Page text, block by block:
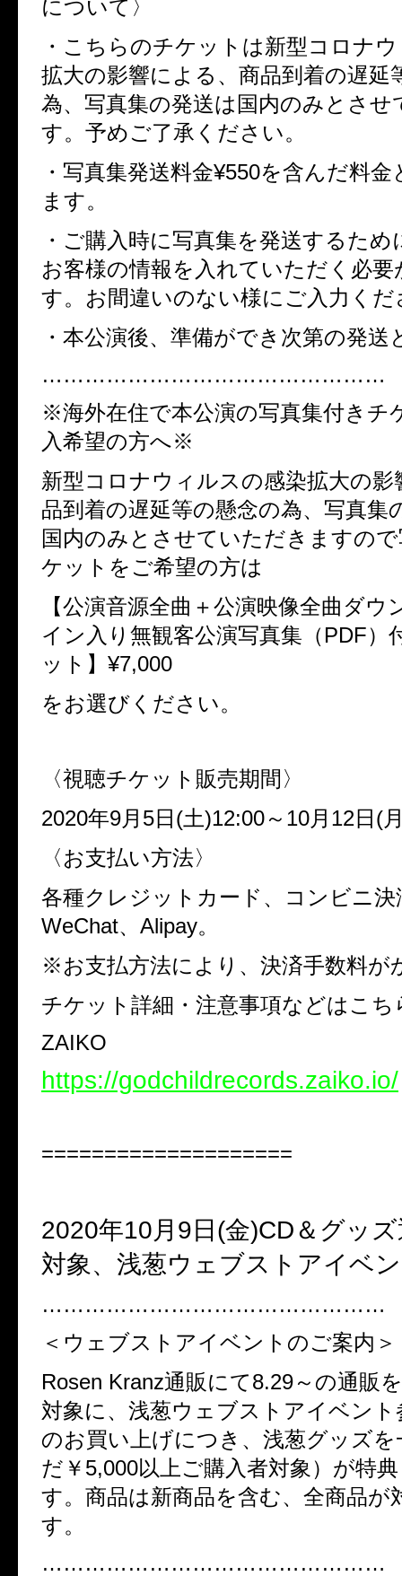
について〉
・こちらのチケットは新型コロナ
拡大の影響による、商品到着の遅延
為、写真集の発送は国内のみとさせ
す。予めご了承ください。
・写真集発送料金¥550を含んだ料
ます。
・ご購入時に写真集を発送するた
お客様の情報を入れていただく必
す。お間違いのない様にご入力くだ
・本公演後、準備ができ次第の発送
…………………………………………
※海外在住で本公演の写真集付きチ
入希望の方へ※
新型コロナウィルスの感染拡大の影
品到着の遅延等の懸念の為、写真集
国内のみとさせていただきますの
ケットをご希望の方は
【公演音源全曲＋公演映像全曲ダウ
イン入り無観客公演写真集（PDF）
ット】¥7,000
をお選びください。
〈視聴チケット販売期間〉
2020年9月5日(土)12:00～10月12日(
〈お支払い方法〉
各種クレジットカード、コンビニ決
WeChat、Alipay。
※お支払方法により、決済手数料が
チケット詳細・注意事項などはこち
ZAIKO
https://godchildrecords.zaiko.io/
====================
2020年10月9日(金)CD＆グッ
対象、浅葱ウェブストアイベ
…………………………………………
＜ウェブストアイベントのご案内＞
Rosen Kranz通販にて8.29～の通販
対象に、浅葱ウェブストアイベント
のお買い上げにつき、浅葱グッズを
だ￥5,000以上ご購入者対象）が特
す。商品は新商品を含む、全商品が
す。
…………………………………………